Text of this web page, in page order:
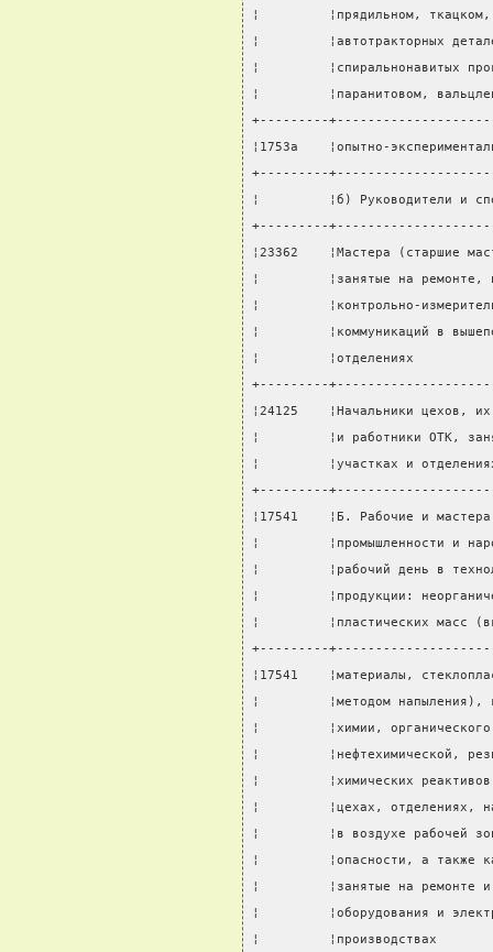
¦         ¦прядильном,
¦         ¦автотракторных
¦         ¦спиральнонавитых
¦         ¦паранитовом,
+---------
¦1753а    ¦опытно-
+---------
¦         ¦б) Руководители
+---------
¦23362    ¦Мастера (старшие
¦         ¦занятые на ремонте,
¦         ¦контрольно-
¦         ¦коммуникаций в
¦         ¦отделениях
+---------
¦24125    ¦Начальники цехов,
¦         ¦и работники ОТК,
¦         ¦участках и
+---------
¦17541    ¦Б. Рабочие и
¦         ¦промышленности и
¦         ¦рабочий день в
¦         ¦продукции:
¦         ¦пластических масс
+---------
¦17541    ¦материалы,
¦         ¦методом напыления),
¦         ¦химии, органического
¦         ¦нефтехимической,
¦         ¦химических
¦         ¦цехах, отделениях, на
¦         ¦в воздухе рабочей
¦         ¦опасности, а также
¦         ¦занятые на ремонте и
¦         ¦оборудования и
¦